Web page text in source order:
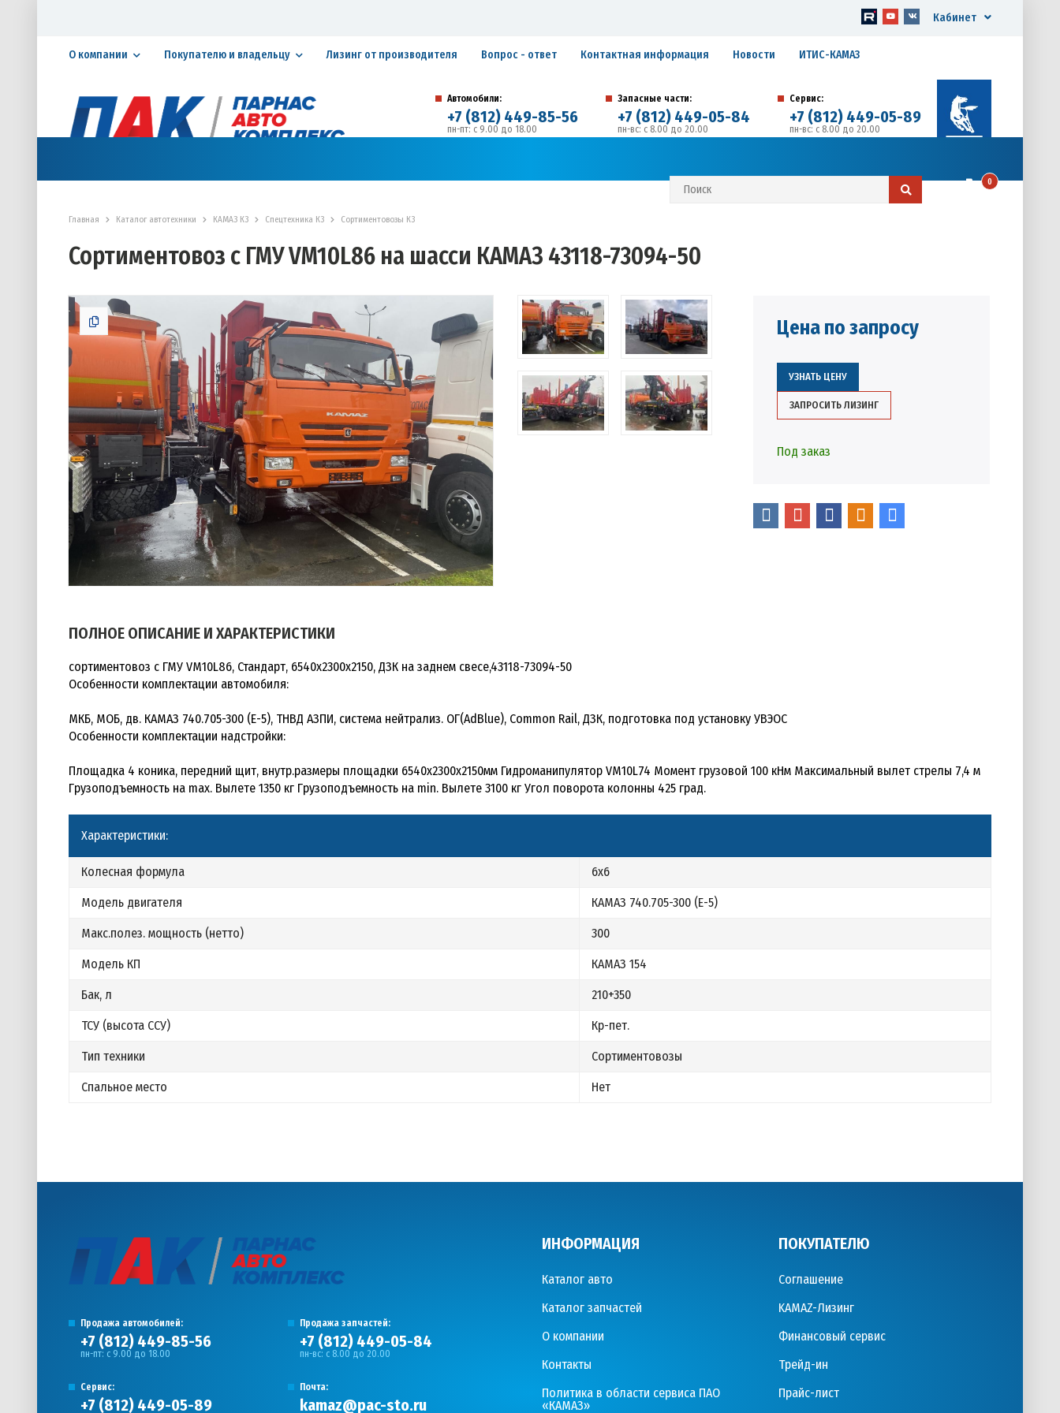
Кабинет
О компании Покупателю и владельцу Лизинг от производителя Вопрос - ответ Контактная информация Новости ИТИС-КАМАЗ
Автомобили:
+7 (812) 449-85-56
пн-пт: с 9.00 до 18.00
Запасные части:
+7 (812) 449-05-84
пн-вс: с 8.00 до 20.00
Сервис:
+7 (812) 449-05-89
пн-вс: с 8.00 до 20.00
0
Главная Каталог автотехники КАМАЗ К3 Спецтехника К3 Сортиментовозы К3
Сортиментовоз с ГМУ VM10L86 на шасси КАМАЗ 43118-73094-50
Цена по запросу
УЗНАТЬ ЦЕНУ
ЗАПРОСИТЬ ЛИЗИНГ
Под заказ
ПОЛНОЕ ОПИСАНИЕ И ХАРАКТЕРИСТИКИ
сортиментовоз с ГМУ VM10L86, Стандарт, 6540х2300х2150, ДЗК на заднем свесе,43118-73094-50
Особенности комплектации автомобиля:
МКБ, МОБ, дв. КАМАЗ 740.705-300 (Е-5), ТНВД АЗПИ, система нейтрализ. ОГ(AdBlue), Common Rail, ДЗК, подготовка под установку УВЭОС
Особенности комплектации надстройки:
Площадка 4 коника, передний щит, внутр.размеры площадки 6540х2300х2150мм Гидроманипулятор VM10L74 Момент грузовой 100 кНм Максимальный вылет стрелы 7,4 м
Грузоподъемность на max. Вылете 1350 кг Грузоподъемность на min. Вылете 3100 кг Угол поворота колонны 425 град.
Характеристики:
Колесная формула 6х6
Модель двигателя КАМАЗ 740.705-300 (Е-5)
Макс.полез. мощность (нетто) 300
Модель КП КАМАЗ 154
Бак, л 210+350
ТСУ (высота ССУ) Кр-пет.
Тип техники Сортиментовозы
Спальное место Нет
Продажа автомобилей:
+7 (812) 449-85-56
пн-пт: с 9.00 до 18.00
Продажа запчастей:
+7 (812) 449-05-84
пн-вс: с 8.00 до 20.00
Сервис:
+7 (812) 449-05-89
Почта:
kamaz@pac-sto.ru
ИНФОРМАЦИЯ
Каталог авто
Каталог запчастей
О компании
Контакты
Политика в области сервиса ПАО
«КАМАЗ»
ПОКУПАТЕЛЮ
Соглашение
KAMAZ-Лизинг
Финансовый сервис
Трейд-ин
Прайс-лист